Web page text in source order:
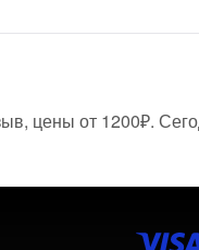
цены от 1200₽.